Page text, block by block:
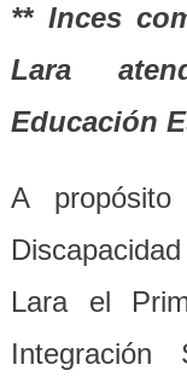
** Inces
Lara
Educación
A
Lara el